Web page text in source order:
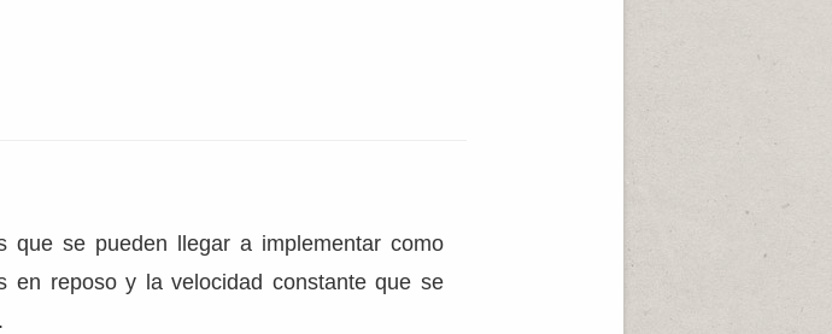
se pueden llegar a implementar como
en reposo y la velocidad constante que se